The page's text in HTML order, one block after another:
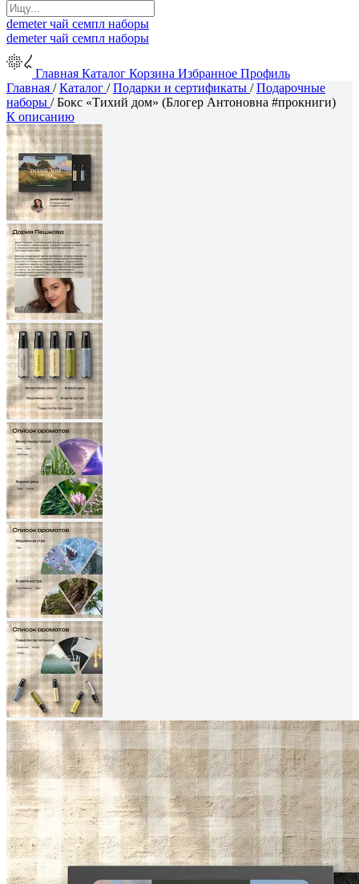
demeterчай семпл наборы
demeterчай семпл наборы
Главная Каталог Корзина Избранное Профиль
Главная /Каталог /Подарки и сертификаты /Подарочные
наборы /Бокс «Тихий дом» (Блогер Антоновна #прокниги)
К описанию